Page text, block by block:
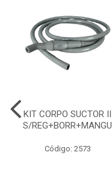
KIT CORPO SUCTOR II
S/REG+BORR+MANGU
Código: 2573